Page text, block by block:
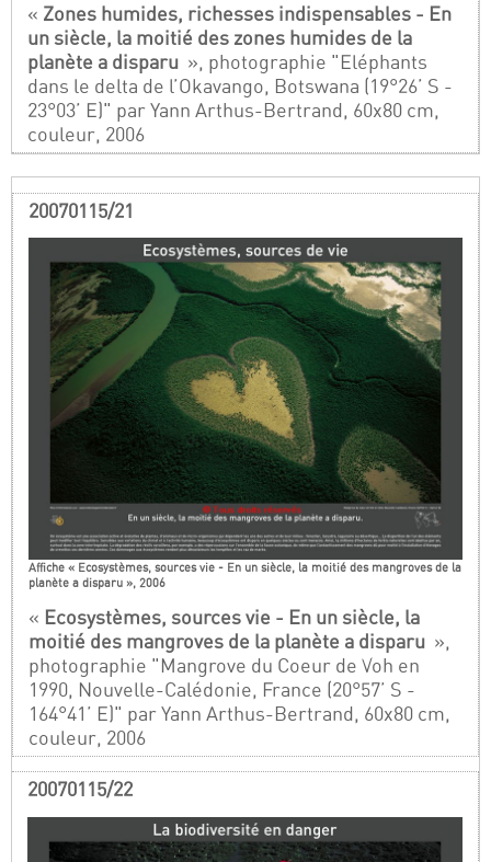
« Zones humides, richesses indispensables - En
un siècle, la moitié des zones humides de la
planète a disparu », photographie "Eléphants
dans le delta de l’Okavango, Botswana (19°26’ S -
23°03’ E)" par Yann Arthus-Bertrand, 60x80 cm,
couleur, 2006
20070115/21
Affiche « Ecosystèmes, sources vie - En un siècle, la moitié des mangroves de la
planète a disparu », 2006
« Ecosystèmes, sources vie - En un siècle, la
moitié des mangroves de la planète a disparu »,
photographie "Mangrove du Coeur de Voh en
1990, Nouvelle-Calédonie, France (20°57’ S -
164°41’ E)" par Yann Arthus-Bertrand, 60x80 cm,
couleur, 2006
20070115/22